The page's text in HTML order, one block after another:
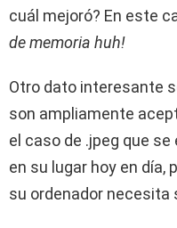
cuál mejoró? En este
de memoria huh!
Otro dato interesante
son ampliamente
el caso de .jpeg que
en su lugar hoy en día,
su ordenador necesita